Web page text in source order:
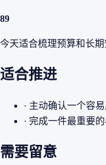
89
今天适合梳理预算和长期
适合推进
· 主动确认一个容
· 完成一件最重要
需要留意